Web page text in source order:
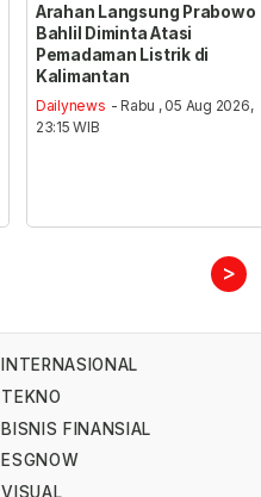
Arahan Langsung Prabowo
Bahlil Diminta Atasi
Pemadaman Listrik di
Kalimantan
Dailynews - Rabu , 05 Aug 2026,
23:15 WIB
>
INTERNASIONAL
TEKNO
BISNIS FINANSIAL
ESGNOW
VISUAL